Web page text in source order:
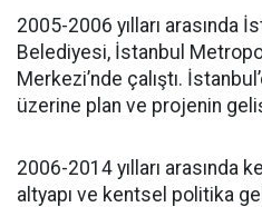
2005-2006 yılları arasında
Belediyesi, İstanbul
Merkezi’nde çalıştı.
üzerine plan ve projenin
2006-2014 yılları arasında
altyapı ve kentsel politika